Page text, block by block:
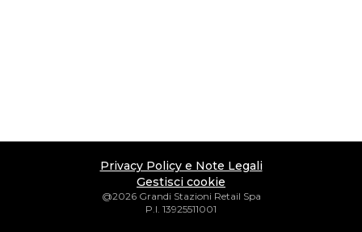
Privacy Policy e Note Legali
Gestisci cookie
@2026 Grandi Stazioni Retail Spa
P.I. 13925511001